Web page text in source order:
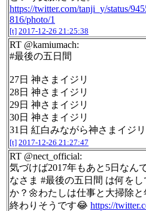
https://twitter.com/tanji_y/status/
816/photo/1
[t] 2017-12-26 21:25:38
RT @kamiumach:
#最後の五日間
27日 神さまイジリ
28日 神さまイジリ
29日 神さまイジリ
30日 神さまイジリ
31日 紅白みながら神さまイジリ
[t] 2017-12-26 21:27:47
RT @nect_official:
気づけば2017年もあと5日なん
なさま #最後の五日間 は何を
か？🌼わたしは仕事と大掃除
終わりそうです😂 https://